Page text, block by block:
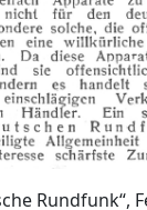
Rundfunk“,